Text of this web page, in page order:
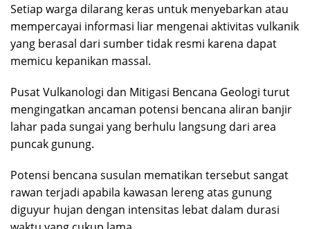
Setiap warga dilarang keras untuk menyebarkan atau
mempercayai informasi liar mengenai aktivitas vulkanik
yang berasal dari sumber tidak resmi karena dapat
memicu kepanikan massal.
Pusat Vulkanologi dan Mitigasi Bencana Geologi turut
mengingatkan ancaman potensi bencana aliran banjir
lahar pada sungai yang berhulu langsung dari area
puncak gunung.
Potensi bencana susulan mematikan tersebut sangat
rawan terjadi apabila kawasan lereng atas gunung
diguyur hujan dengan intensitas lebat dalam durasi